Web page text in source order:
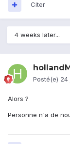
Citer
4 weeks later...
Posté(e) 24
Alors ?
Personne n'a de